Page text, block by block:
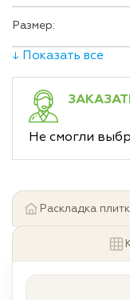
Размер:
↓ Показать все
Не смогли
Раскладка